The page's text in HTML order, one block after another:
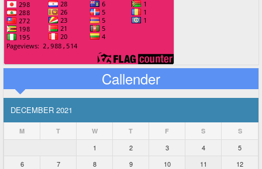
Callender
DECEMBER 2021
M T W T F S S
1 2 3 4
5
6
7 8 9 10 11
12